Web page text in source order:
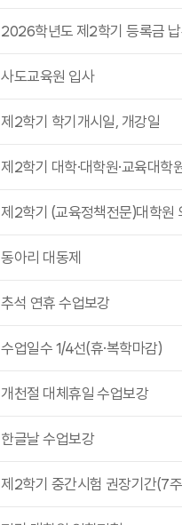
2026학년도 제2학기 등록금
사도교육원 입사
제2학기 학기개시일, 개강일
제2학기 대학·대학원·교육대학
제2학기 (교육정책전문)대학원
동아리 대동제
추석 연휴 수업보강
수업일수 1/4선(휴·복학마감)
개천절 대체휴일 수업보강
한글날 수업보강
제2학기 중간시험 권장기간(7